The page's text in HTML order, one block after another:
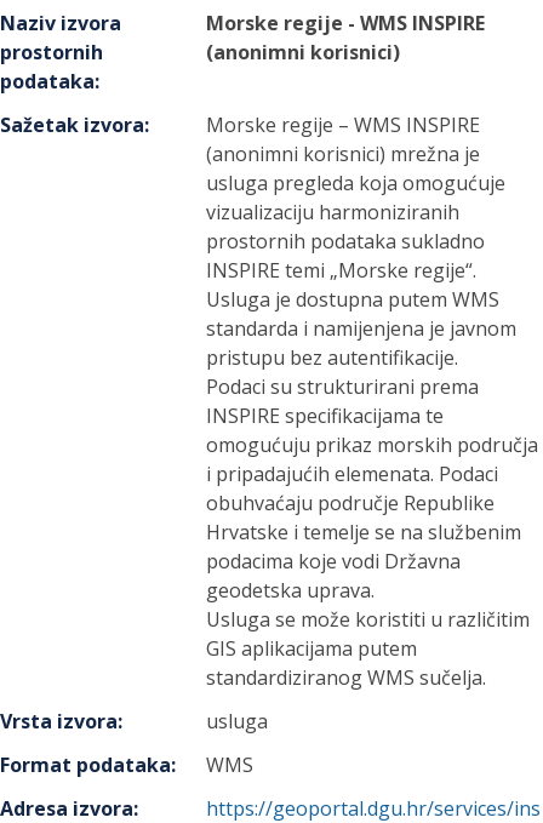
Naziv izvora
prostornih
podataka:
Morske regije - WMS INSPIRE
(anonimni korisnici)
Sažetak izvora:
Morske regije – WMS INSPIRE
(anonimni korisnici) mrežna je
usluga pregleda koja omogućuje
vizualizaciju harmoniziranih
prostornih podataka sukladno
INSPIRE temi „Morske regije“.
Usluga je dostupna putem WMS
standarda i namijenjena je javnom
pristupu bez autentifikacije.
Podaci su strukturirani prema
INSPIRE specifikacijama te
omogućuju prikaz morskih područja
i pripadajućih elemenata. Podaci
obuhvaćaju područje Republike
Hrvatske i temelje se na službenim
podacima koje vodi Državna
geodetska uprava.
Usluga se može koristiti u različitim
GIS aplikacijama putem
standardiziranog WMS sučelja.
Vrsta izvora:
usluga
Format podataka:
WMS
Adresa izvora:
https://geoportal.dgu.hr/services/ins